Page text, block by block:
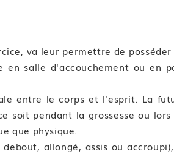
va leur permettre de posséder
salle d'accouchement ou en
entre le corps et l'esprit. La
soit pendant la grossesse ou lors
que physique.
allongé, assis ou